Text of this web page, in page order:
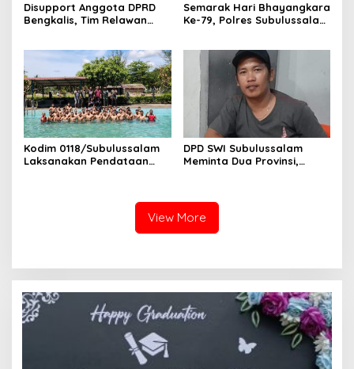
Disupport Anggota DPRD
Bengkalis, Tim Relawan
Semarak Hari Bhayangkara
Ke-79, Polres Subulussalam
Kodim 0118/Subulussalam
Laksanakan Pendataan
DPD SWI Subulussalam
Meminta Dua Provinsi,
View More